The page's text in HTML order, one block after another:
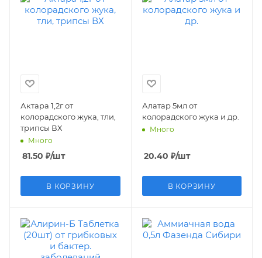
Актара 1,2г от
колорадского жука, тли,
трипсы ВХ
Много
81.50 ₽/шт
В КОРЗИНУ
Алатар 5мл от
колорадского жука и др.
Много
20.40 ₽/шт
В КОРЗИНУ